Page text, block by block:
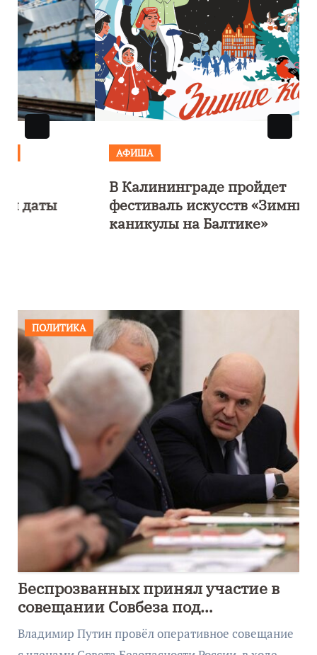
В Калининграде пройдет
фестиваль искусств «Зимние
каникулы на Балтике»
ПОЛИТИКА
Беспрозванных принял участие в
совещании Совбеза под
руководством Путина
Владимир Путин провёл оперативное совещание